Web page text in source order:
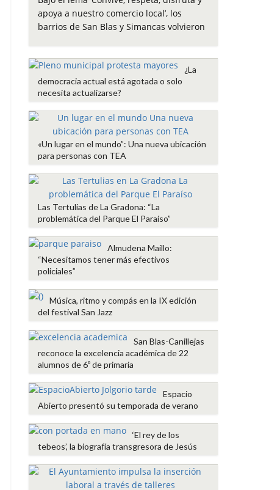
e
b
k
t
t
t
s
p
l
p
a
r
i
r
apoya a nuestro comercio local’, los
barrios de San Blas y Simancas volvieron
¿La
democracia actual está agotada o solo
necesita actualizarse?
«Un lugar en el mundo”: Una nueva ubicación
para personas con TEA
Las Tertulias de La Gradona: “La
problemática del Parque El Paraíso”
Almudena Maíllo:
“Necesitamos tener más efectivos
policiales”
Música, ritmo y compás en la IX edición
del festival San Jazz
San Blas-Canillejas
reconoce la excelencia académica de 22
alumnos de 6º de primaria
Espacio
Abierto presentó su temporada de verano
‘El rey de los
tebeos’, la biografía transgresora de Jesús